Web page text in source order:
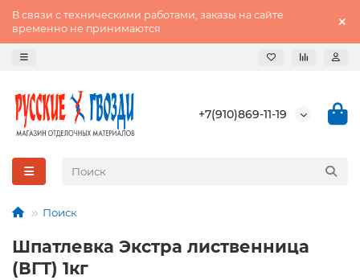
В связи с техническими работами, заказы на сайте
временно не принимаются
+7(910)869-11-19
Поиск
Шпатлевка Экстра лиственница
(ВГТ) 1кг